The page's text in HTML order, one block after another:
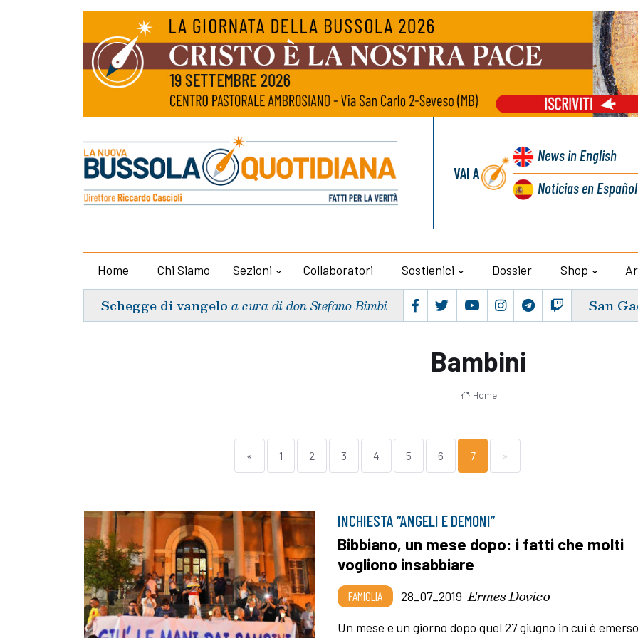
VAI A
Newsin English
Noticiasen Español
Home Chi Siamo Sezioni Collaboratori Sostienici Dossier Shop
Schegge di vangelo a cura di don Stefano Bimbi San
Bambini
Home
« 1 2 3 4 5 6 7 »
INCHIESTA “ANGELI E DEMONI”
Bibbiano, un mese dopo: i fatti che molti
vogliono insabbiare
FAMIGLIA 28_07_2019 Ermes Dovico
Un mese e un giorno dopo quel 27 giugno in cui è